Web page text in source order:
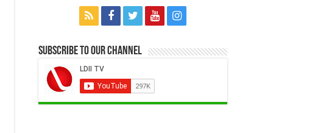
Subscribe to our Channel